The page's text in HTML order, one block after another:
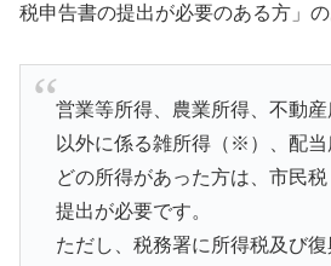
税申告書の提出が必要のある方」の
営業等所得、農業所得、不動
以外に係る雑所得（※）、配
どの所得があった方は、市民
提出が必要です。
ただし、税務署に所得税及び